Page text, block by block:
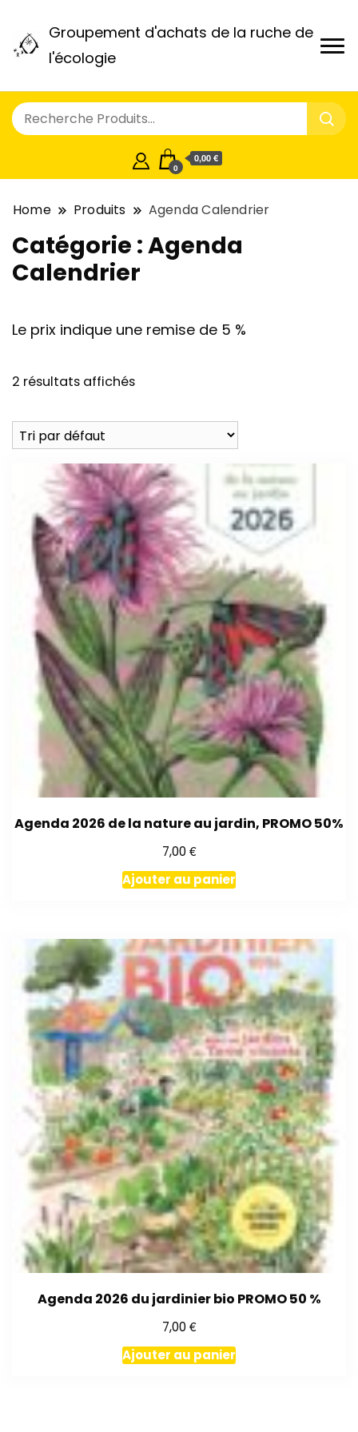
Groupement d'achats de la ruche de
l'écologie
0
0,00 €
Home Produits Agenda Calendrier
Catégorie :Agenda
Calendrier
Le prix indique une remise de 5 %
2 résultats affichés
Agenda 2026 de la nature au jardin, PROMO 50%
7,00€
Ajouter au panier
Agenda 2026 du jardinier bio PROMO 50 %
7,00€
Ajouter au panier